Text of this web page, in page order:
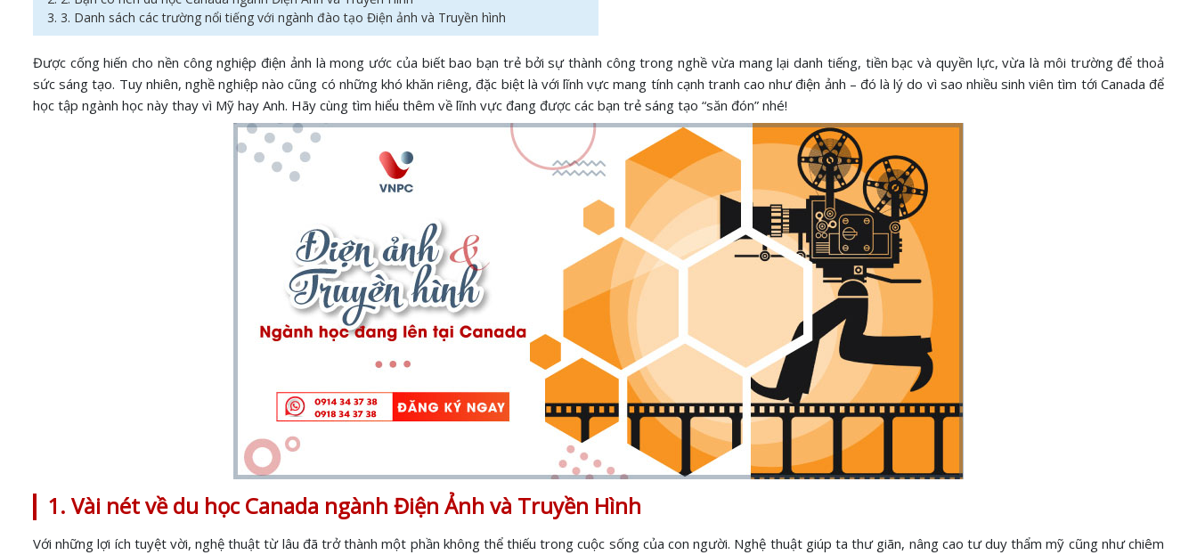
3. 3. Danh sách các trường nổi tiếng với ngành đào tạo Điện ảnh và Truyền hình
Được cống hiến cho nền công nghiệp điện ảnh là mong ước của biết bao bạn trẻ bởi sự thành công trong nghề vừa mang lại danh tiếng, tiền bạc và quyền lực, vừa là môi trường để thoả
sức sáng tạo. Tuy nhiên, nghề nghiệp nào cũng có những khó khăn riêng, đặc biệt là với lĩnh vực mang tính cạnh tranh cao như điện ảnh – đó là lý do vì sao nhiều sinh viên tìm tới Canada để
học tập ngành học này thay vì Mỹ hay Anh. Hãy cùng tìm hiểu thêm về lĩnh vực đang được các bạn trẻ sáng tạo “săn đón” nhé!
1. Vài nét về du học Canada ngành Điện Ảnh và Truyền Hình
Với những lợi ích tuyệt vời, nghệ thuật từ lâu đã trở thành một phần không thể thiếu trong cuộc sống của con người. Nghệ thuật giúp ta thư giãn, nâng cao tư duy thẩm mỹ cũng như chiêm